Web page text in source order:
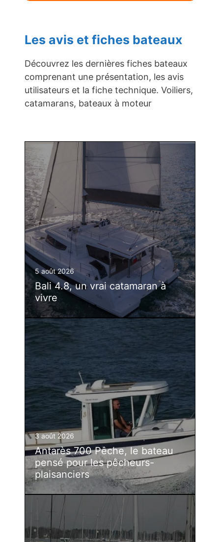
Les avis et fiches bateaux
Découvrez les dernières fiches bateaux
comprenant une présentation, les avis
utilisateurs et la fiche technique. Voiliers,
catamarans, bateaux à moteur
5 août 2026
Bali 4.8, un vrai catamaran à
vivre
3 août 2026
Antarès 700 Pêche, le bateau
pensé pour les pêcheurs-
plaisanciers